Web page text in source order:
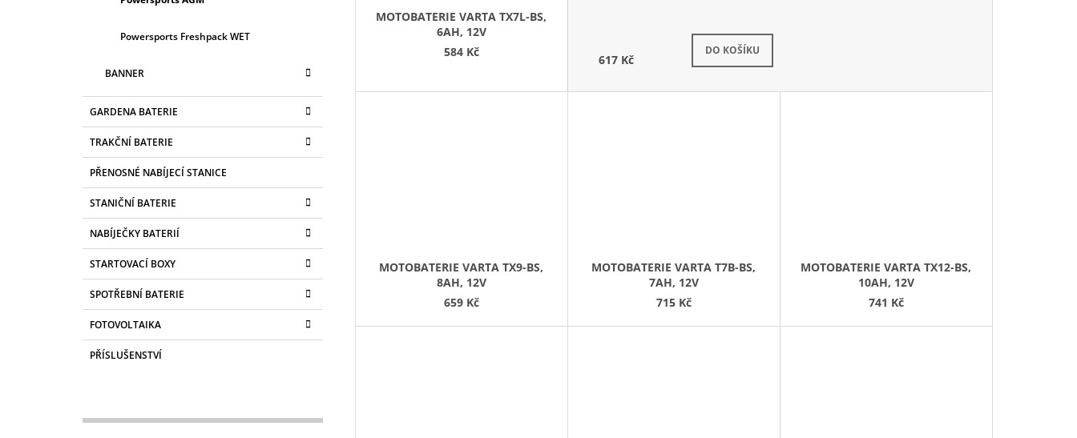
Powersports Freshpack WET
BANNER
GARDENA BATERIE
TRAKČNÍ BATERIE
PŘENOSNÉ NABÍJECÍ STANICE
STANIČNÍ BATERIE
NABÍJEČKY BATERIÍ
STARTOVACÍ BOXY
SPOTŘEBNÍ BATERIE
FOTOVOLTAIKA
PŘÍSLUŠENSTVÍ
MOTOBATERIE VARTA TX7L-BS,
6AH, 12V
584 Kč
617 Kč
DO KOŠÍKU
Skladem
MOTOBATERIE VARTA TX9-BS,
8AH, 12V
659 Kč
MOTOBATERIE VARTA T7B-BS,
7AH, 12V
715 Kč
MOTOBATERIE VARTA TX12-BS,
10AH, 12V
741 Kč